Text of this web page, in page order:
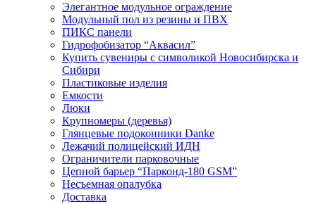
Элегантное модульное ограждение
Модульный пол из резины и ПВХ
ПИКС панели
Гидрофобизатор “Аквасил”
Купить сувениры с символикой Новосибирска и
Сибири
Пластиковые изделия
Емкости
Люки
Крупномеры (деревья)
Глянцевые подоконники Danke
Лежачий полицейский ИДН
Ограничители парковочные
Цепной барьер “Парконд-180 GSM”
Несъемная опалубка
Доставка